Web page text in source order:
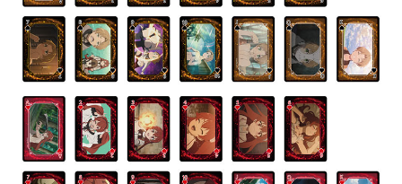
NT$100/pesanan | Penghantaran percuma untuk pesanan
NT$1,300 atau lebih
宅配-離島(澎湖/金門/馬祖)-木棉花樂園專用
NT$220/pesanan
黑貓宅配-貨到付款
NT$150/pesanan